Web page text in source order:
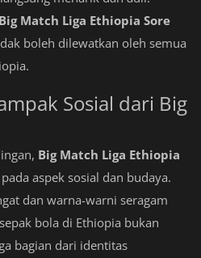
Big Match Liga Ethiopia Sore
boleh dilewatkan oleh semua
Sosial dari Big
Big Match Liga Ethiopia
aspek sosial dan budaya.
dan warna-warni seragam
bola di Ethiopia bukan
bagian dari identitas